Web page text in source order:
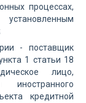
процессах,
- поставщик
1 статьи 18
лицо,
иностранного
кредитной